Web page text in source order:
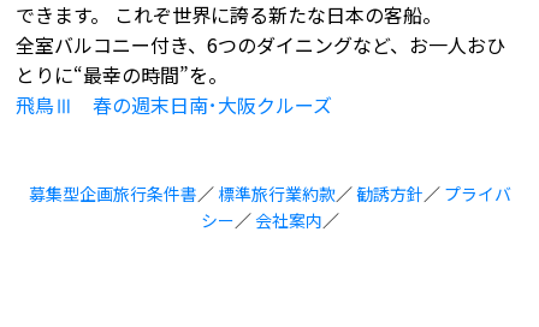
できます。 これぞ世界に誇る新たな日本の客船。
全室バルコニー付き、6つのダイニングなど、お一人おひ
とりに“最幸の時間”を。
飛鳥Ⅲ 春の週末日南･大阪クルーズ
募集型企画旅行条件書／標準旅行業約款／勧誘方針／ プライバ
シー／会社案内／